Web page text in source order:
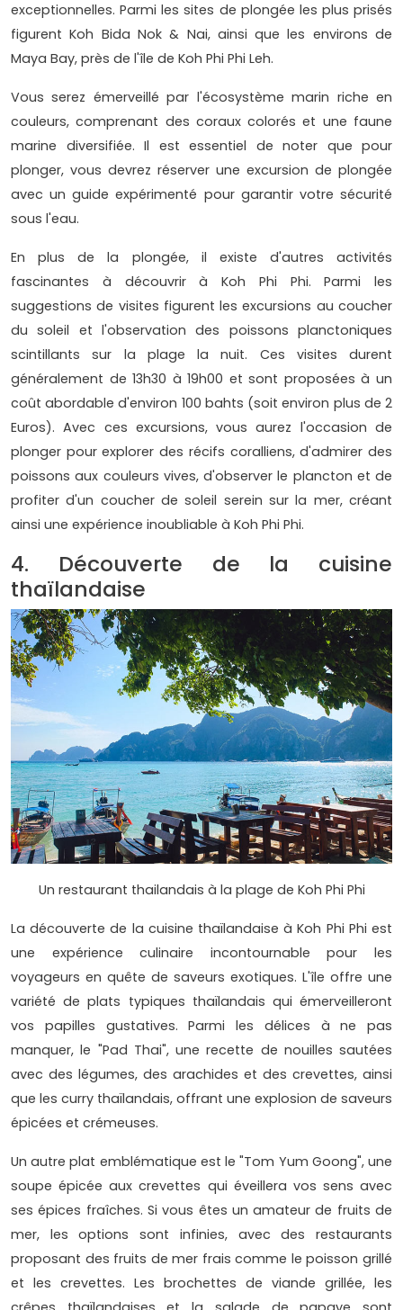
exceptionnelles. Parmi les sites de plongée les plus prisés
figurent Koh Bida Nok & Nai, ainsi que les environs de
Maya Bay, près de l'île de Koh Phi Phi Leh.
Vous serez émerveillé par l'écosystème marin riche en
couleurs, comprenant des coraux colorés et une faune
marine diversifiée. Il est essentiel de noter que pour
plonger, vous devrez réserver une excursion de plongée
avec un guide expérimenté pour garantir votre sécurité
sous l'eau.
En plus de la plongée, il existe d'autres activités
fascinantes à découvrir à Koh Phi Phi. Parmi les
suggestions de visites figurent les excursions au coucher
du soleil et l'observation des poissons planctoniques
scintillants sur la plage la nuit. Ces visites durent
généralement de 13h30 à 19h00 et sont proposées à un
coût abordable d'environ 100 bahts (soit environ plus de 2
Euros). Avec ces excursions, vous aurez l'occasion de
plonger pour explorer des récifs coralliens, d'admirer des
poissons aux couleurs vives, d'observer le plancton et de
profiter d'un coucher de soleil serein sur la mer, créant
ainsi une expérience inoubliable à Koh Phi Phi.
4. Découverte de la cuisine
thaïlandaise
Un restaurant thailandais à la plage de Koh Phi Phi
La découverte de la cuisine thaïlandaise à Koh Phi Phi est
une expérience culinaire incontournable pour les
voyageurs en quête de saveurs exotiques. L'île offre une
variété de plats typiques thaïlandais qui émerveilleront
vos papilles gustatives. Parmi les délices à ne pas
manquer, le "Pad Thai", une recette de nouilles sautées
avec des légumes, des arachides et des crevettes, ainsi
que les curry thaïlandais, offrant une explosion de saveurs
épicées et crémeuses.
Un autre plat emblématique est le "Tom Yum Goong", une
soupe épicée aux crevettes qui éveillera vos sens avec
ses épices fraîches. Si vous êtes un amateur de fruits de
mer, les options sont infinies, avec des restaurants
proposant des fruits de mer frais comme le poisson grillé
et les crevettes. Les brochettes de viande grillée, les